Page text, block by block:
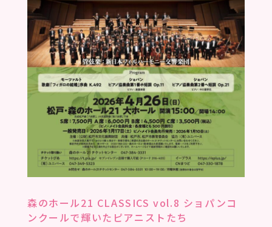
森のホール21 CLASSICS vol.8 ショパンコ
ンクールで輝いたピアニストたち